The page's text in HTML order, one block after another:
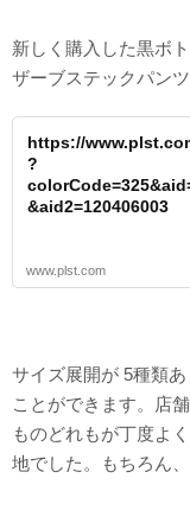
新しく購入した黒ボ
ザーブステックパンツ
https://
?
&aid2=120406003
www.plst.com
サイズ展開が 5種類
ことができます。店
ものどれもが丁度よ
地でした。もちろん、